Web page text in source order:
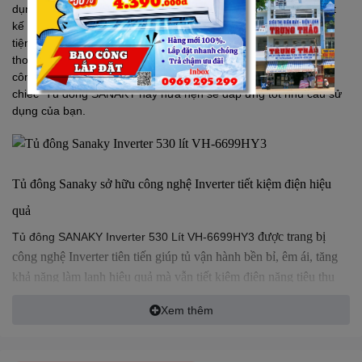
dụng 530 lít giúp bảo quản được khá nhiều thực phẩm. Tủ thiết
kế một ngăn rộng thông suốt với 2 cánh mở kiểu vali rất thuận
tiện, hơn nữa thiết kế 2 cửa còn giảm bớt lượng hơi lạnh thất
thoát ra ngoài khi mở cửa tủ lấy thực phẩm. Nhờ được trang bị
công nghệ Inverter tiết kiệm điện, khả năng làm lạnh nhanh,
chiếc Tủ đôngSANAKYnày hứa hẹn sẽ đáp ứng tốt nhu cầu sử
dụng của bạn.
Tủ đông Sanaky sở hữu công nghệ Inverter tiết kiệm điện hiệu
quả
Tủ đông SANAKY Inverter 530 Lít VH-6699HY3 được trang bị
công nghệ Inverter tiên tiến giúp tủ vận hành bền bỉ, êm ái, tăng
khả năng làm lạnh hiệu quả mà vẫn tiết kiệm điện năng tiêu thụ
đông Inverter này, các bà nội trợ sẽ giảm bớt nỗi lo về hóa đơn
Xem thêm